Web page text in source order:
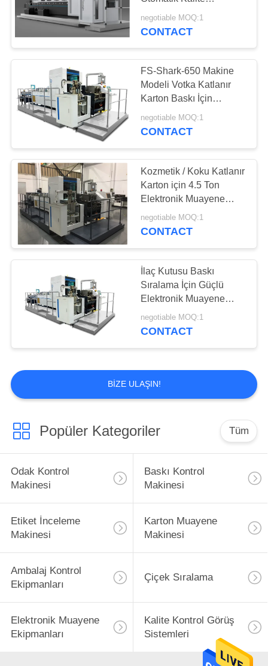
Muayene Makinesi
negotiable MOQ:1
CONTACT
FS-Shark-650 Makine
Modeli Votka Katlanır
Karton Baskı İçin
Endüstriyel Muayene
Ekipmanı
negotiable MOQ:1
CONTACT
Kozmetik / Koku Katlanır
Karton için 4.5 Ton
Elektronik Muayene
Ekipmanı
negotiable MOQ:1
CONTACT
İlaç Kutusu Baskı
Sıralama İçin Güçlü
Elektronik Muayene
Ekipmanı
negotiable MOQ:1
CONTACT
BIZE ULAŞIN!
Popüler Kategoriler Tüm
Odak Kontrol
Makinesi
Baskı Kontrol
Makinesi
Etiket İnceleme
Makinesi
Karton Muayene
Makinesi
Ambalaj Kontrol
Ekipmanları
Çiçek Sıralama
Elektronik Muayene
Ekipmanları
Kalite Kontrol Görüş
Sistemleri